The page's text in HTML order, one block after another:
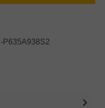
P635A938S2